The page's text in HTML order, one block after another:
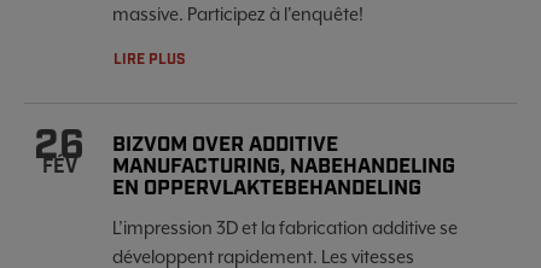
massive. Participez à l'enquête!
LIRE PLUS
26
FÉV
BIZVOM OVER ADDITIVE
MANUFACTURING, NABEHANDELING
EN OPPERVLAKTEBEHANDELING
L’impression 3D et la fabrication additive se
développent rapidement. Les vitesses